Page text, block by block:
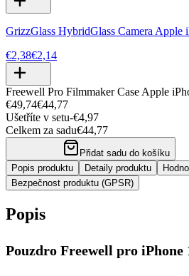
GrizzGlass HybridGlass Camera Apple
€2,38€2,14
Freewell Pro Filmmaker Case Apple
€49,74€44,77
Ušetříte v setu-€4,97
Celkem za sadu€44,77
Přidat sadu do košíku
Popis produktu
Detaily produktu
Bezpečnost produktu (GPSR)
Popis
Pouzdro Freewell pro iPhone